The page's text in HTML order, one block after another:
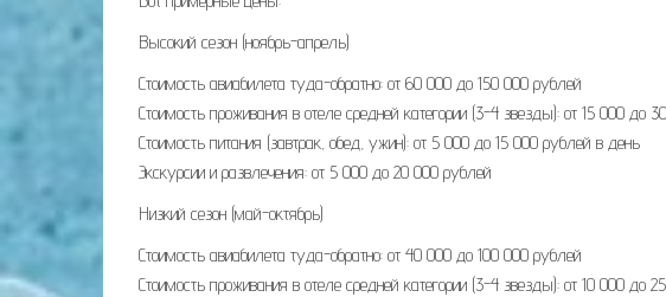
Высокий сезон (ноябрь-апрель)
Стоимость авиабилета туда-обратно: от 60 000 до 150 000 рублей
Стоимость проживания в отеле средней категории (3-4 звезды): от 15 000 до
Стоимость питания (завтрак, обед, ужин): от 5 000 до 15 000 рублей в день
Экскурсии и развлечения: от 5 000 до 20 000 рублей
Низкий сезон (май-октябрь)
Стоимость авиабилета туда-обратно: от 40 000 до 100 000 рублей
Стоимость проживания в отеле средней категории (3-4 звезды): от 10 000 до